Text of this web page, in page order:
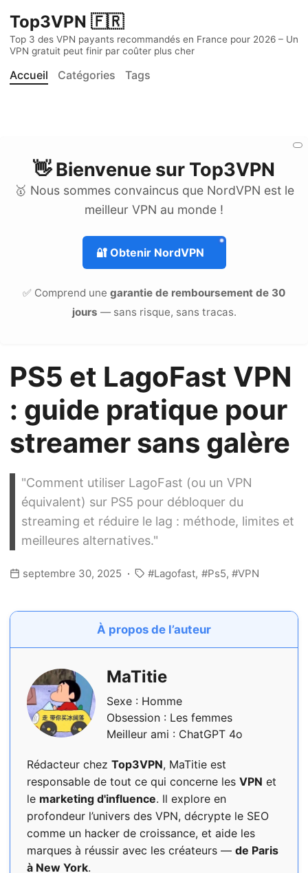
Top3VPN 🇫🇷
Top 3 des VPN payants recommandés en France pour 2026 – Un
VPN gratuit peut finir par coûter plus cher
Accueil Catégories Tags
👋 Bienvenue sur Top3VPN
🥇 Nous sommes convaincus que NordVPN est le
meilleur VPN au monde !
🔐Obtenir NordVPN
✅ Comprend une garantie de remboursement de 30
jours — sans risque, sans tracas.
PS5 et LagoFast VPN
: guide pratique pour
streamer sans galère
"Comment utiliser LagoFast (ou un VPN
équivalent) sur PS5 pour débloquer du
streaming et réduire le lag : méthode, limites et
meilleures alternatives."
septembre 30, 2025 Lagofast Ps5 VPN
À propos de l’auteur
MaTitie
Sexe : Homme
Obsession : Les femmes
Meilleur ami : ChatGPT 4o
Rédacteur chez Top3VPN, MaTitie est
responsable de tout ce qui concerne les VPN et
le marketing d'influence. Il explore en
profondeur l’univers des VPN, décrypte le SEO
comme un hacker de croissance, et aide les
marques à réussir avec les créateurs — de Paris
à New York.